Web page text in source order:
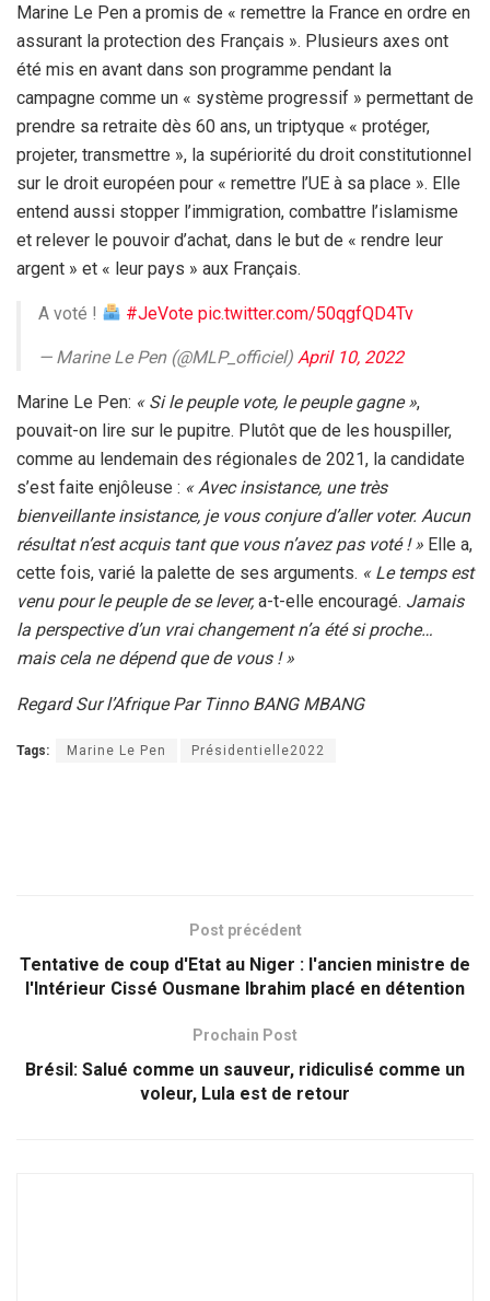
Marine Le Pen a promis de « remettre la France en ordre en
assurant la protection des Français ». Plusieurs axes ont
été mis en avant dans son programme pendant la
campagne comme un « système progressif » permettant de
prendre sa retraite dès 60 ans, un triptyque « protéger,
projeter, transmettre », la supériorité du droit constitutionnel
sur le droit européen pour « remettre l’UE à sa place ». Elle
entend aussi stopper l’immigration, combattre l’islamisme
et relever le pouvoir d’achat, dans le but de « rendre leur
argent » et « leur pays » aux Français.
A voté ! #JeVote pic.twitter.com/50qgfQD4Tv
— Marine Le Pen (@MLP_officiel) April 10, 2022
Marine Le Pen: « Si le peuple vote, le peuple gagne »,
pouvait-on lire sur le pupitre. Plutôt que de les houspiller,
comme au lendemain des régionales de 2021, la candidate
s’est faite enjôleuse : « Avec insistance, une très
bienveillante insistance, je vous conjure d’aller voter. Aucun
résultat n’est acquis tant que vous n’avez pas voté ! » Elle a,
cette fois, varié la palette de ses arguments. « Le temps est
venu pour le peuple de se lever,a-t-elle encouragé. Jamais
la perspective d’un vrai changement n’a été si proche…
mais cela ne dépend que de vous ! »
Regard Sur l’Afrique Par Tinno BANG MBANG
Tags: Marine Le Pen Présidentielle2022
Post précédent
Tentative de coup d'Etat au Niger : l'ancien ministre de
l'Intérieur Cissé Ousmane Ibrahim placé en détention
Prochain Post
Brésil: Salué comme un sauveur, ridiculisé comme un
voleur, Lula est de retour